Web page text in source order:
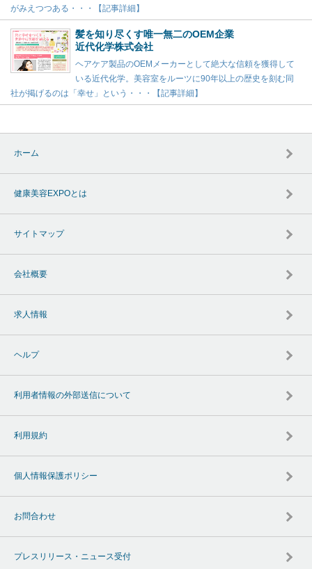
がみえつつある・・・【記事詳細】
髪を知り尽くす唯一無二のOEM企業
近代化学株式会社
ヘアケア製品のOEMメーカーとして絶大な信頼を獲得して
いる近代化学。美容室をルーツに90年以上の歴史を刻む同
社が掲げるのは「幸せ」という・・・【記事詳細】
ホーム
健康美容EXPOとは
サイトマップ
会社概要
求人情報
ヘルプ
利用者情報の外部送信について
利用規約
個人情報保護ポリシー
お問合わせ
プレスリリース・ニュース受付